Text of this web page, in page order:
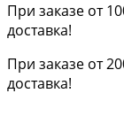
При заказе от
доставка!
При заказе от
доставка!